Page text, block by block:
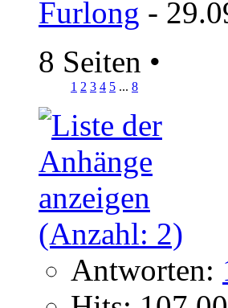
Furlong -
8 Seiten •
1 2 3 4 5 ... 8
Antworten: